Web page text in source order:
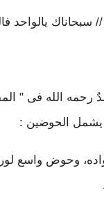
سبحاناك يالواحد
رحمه الله فى "
يشمل الحوضين :
وحوض واسع